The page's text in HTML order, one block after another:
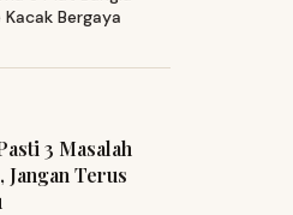
Bergaya
3 Masalah
Jangan Terus